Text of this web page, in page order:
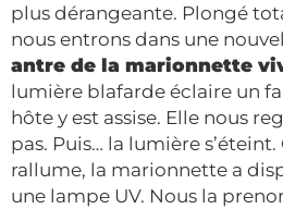
plus dérangeante. Plongé
nous entrons dans une
antre de la marionnette
lumière blafarde éclaire un
hôte y est assise. Elle nous
pas. Puis… la lumière
rallume, la marionnette a
une lampe UV. Nous la